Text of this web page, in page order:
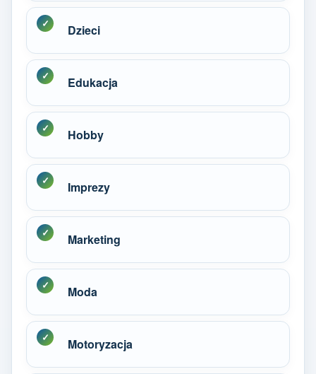
Dzieci
Edukacja
Hobby
Imprezy
Marketing
Moda
Motoryzacja